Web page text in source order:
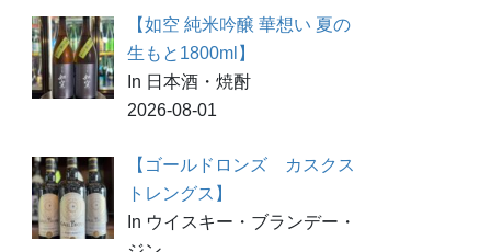
【如空 純米吟醸 華想い 夏の
生もと1800ml】
In 日本酒・焼酎
2026-08-01
【ゴールドロンズ カスクス
トレングス】
In ウイスキー・ブランデー・